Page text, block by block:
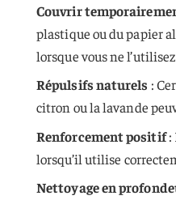
Couvrir
plastique ou du papier
lorsque vous ne
Répulsifs naturels :
citron ou la lavande
Renforcement positif:
lorsqu’il utilise
Nettoyage en